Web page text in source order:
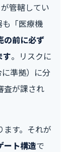
管轄してい
も「医療機
の前に必ず
す。リスクに
準拠）に分
査が課され
ます。それが
ート構造で